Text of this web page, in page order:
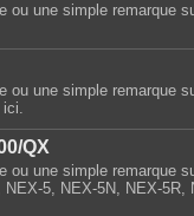
ou une simple remarque
ou une simple remarque
ici.
QX
ou une simple remarque
5, NEX-5N, NEX-5R,